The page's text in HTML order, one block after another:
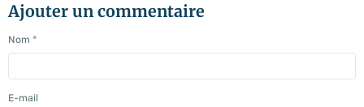
Ajouter un commentaire
Nom
E-mail